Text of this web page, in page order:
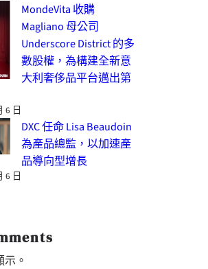
MondeVita 收購
Magliano 母公司
Underscore District 的多
數股權，為構建全新意
大利奢侈品平台邁出第
6 日
DXC 任命 Lisa Beaudoin
為產品總監，以加速產
品導向型增長
6 日
。